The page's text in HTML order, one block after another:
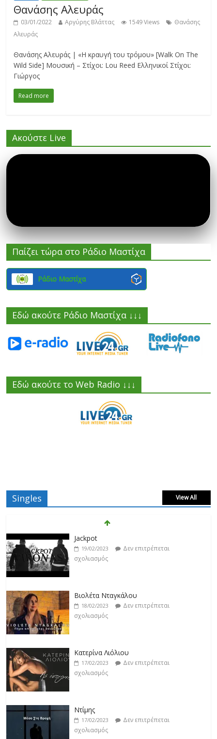
Θανάσης Αλευράς
03/01/2022 Αργύρης Βλάττας 1549 Views
Θανάσης
Αλευράς
Θανάσης Αλευράς | «Η κραυγή του τρόμου» [Walk On The
Wild Side] Μουσική – Στίχοι: Lou Reed Ελληνικοί Στίχοι:
Γιώργος
Read more
Ακούστε Live
Παίζει τώρα στο Ράδιο Μαστίχα
Ράδιο Μαστίχα
Εδώ ακούτε Ράδιο Μαστίχα ↓↓↓
Εδώ ακούτε το Web Radio ↓↓↓
Singles View All
Βιολέτα Νταγκάλου
18/02/2023
Δεν επιτρέπεται
σχολιασμός
Κατερίνα Λιόλιου
17/02/2023
Δεν επιτρέπεται
σχολιασμός
Ντίμης
17/02/2023
Δεν επιτρέπεται
σχολιασμός
Darkon feat. Τζένη Κοσμίδου
17/02/2023
Δεν επιτρέπεται
σχολιασμός